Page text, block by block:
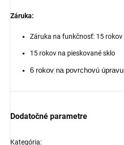
Záruka:
Záruka na funkčnosť: 15 rokov
15 rokov na pieskované sklo
6 rokov na povrchovú úpravu
Dodatočné parametre
Kategória: